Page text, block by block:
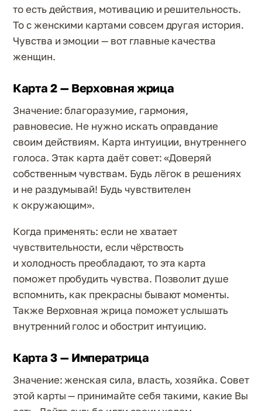
то есть действия, мотивацию и решительность.
То с женскими картами совсем другая история.
Чувства и эмоции — вот главные качества
женщин.
Карта 2 — Верховная жрица
Значение: благоразумие, гармония,
равновесие. Не нужно искать оправдание
своим действиям. Карта интуиции, внутреннего
голоса. Этак карта даёт совет: «Доверяй
собственным чувствам. Будь лёгок в решениях
и не раздумывай! Будь чувствителен
к окружающим».
Когда применять: если не хватает
чувствительности, если чёрствость
и холодность преобладают, то эта карта
поможет пробудить чувства. Позволит душе
вспомнить, как прекрасны бывают моменты.
Также Верховная жрица поможет услышать
внутренний голос и обострит интуицию.
Карта 3 — Императрица
Значение: женская сила, власть, хозяйка. Совет
этой карты — принимайте себя такими, какие Вы